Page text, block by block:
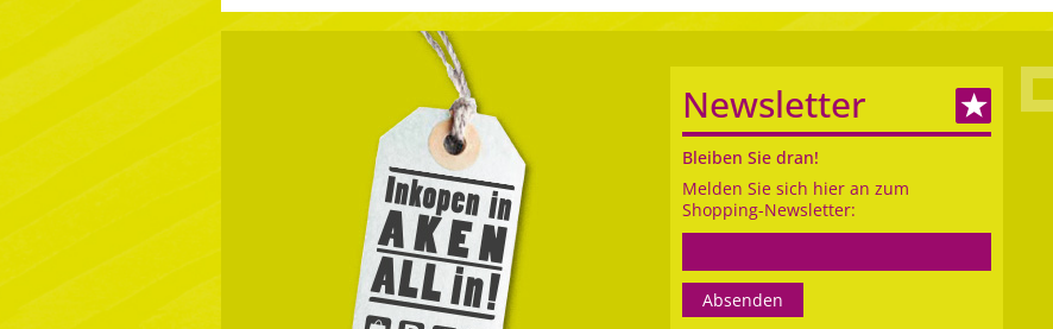
Newsletter
Bleiben Sie dran!
Melden Sie sich hier an zum
Shopping-Newsletter: